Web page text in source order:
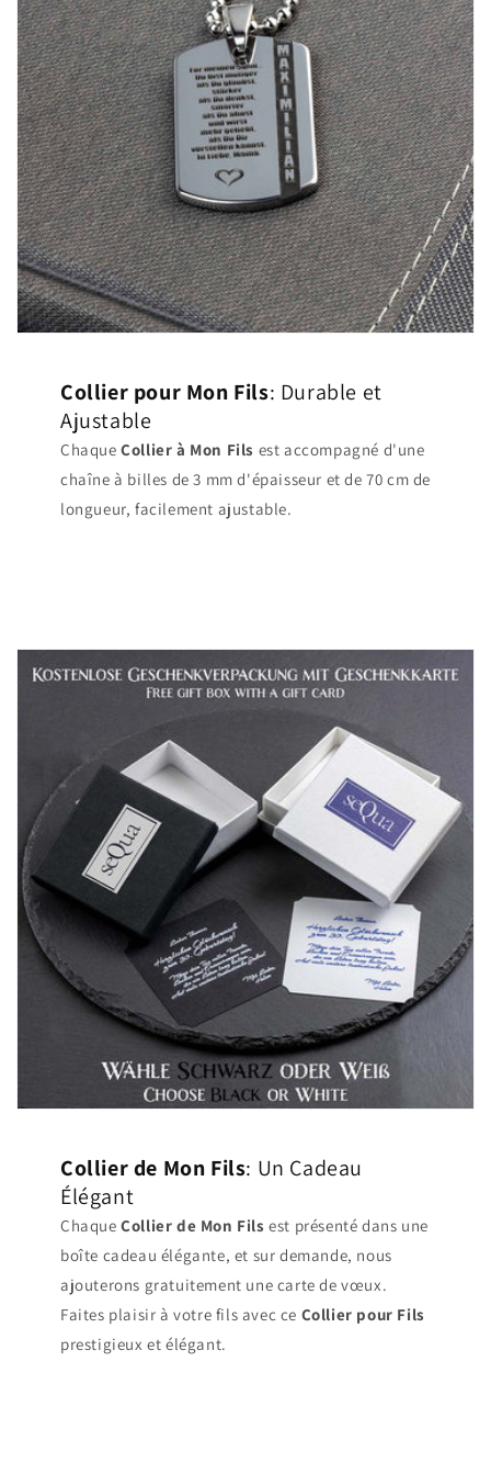
Collier pour Mon Fils: Durable et
Ajustable
ChaqueCollier à Mon Fils est accompagné d'une
chaîne à billes de 3 mm d'épaisseur et de 70 cm de
longueur, facilement ajustable.
Collier de Mon Fils: Un Cadeau
Élégant
ChaqueCollier de Mon Fils est présenté dans une
boîte cadeau élégante, et sur demande, nous
ajouterons gratuitement une carte de vœux.
Faites plaisir à votre fils avec ce Collier pour Fils
prestigieux et élégant.